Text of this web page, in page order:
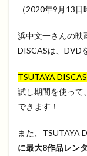
（2020年9月13日
浜中文一さんの映
DISCASは、DVD
TSUTAYA
試し期間を使って
できます！
また、TSUTAYA
に最大8作品レン